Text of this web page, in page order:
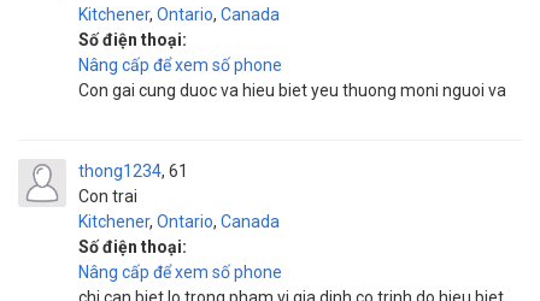
Kitchener, Ontario, Canada
Số điện thoại:
Nâng cấp để xem số phone
Con gai cung duoc va hieu biet yeu thuong moni nguoi va
thong1234
Con trai
61
Kitchener, Ontario, Canada
Số điện thoại:
Nâng cấp để xem số phone